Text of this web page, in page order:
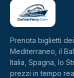
Prenota biglietti
Mediterraneo, il
Italia, Spagna, lo
prezzi in tempo